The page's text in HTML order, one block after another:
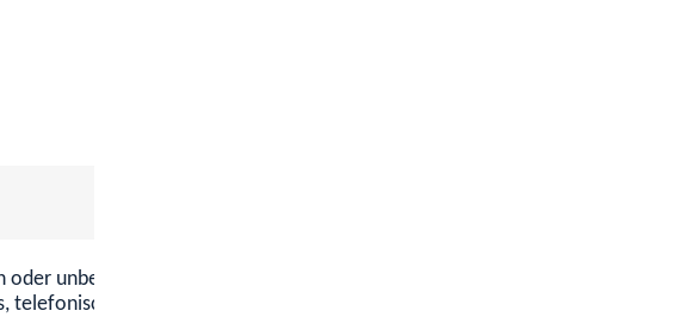
unbeteiligt sind. Eine schnelle Bearbeitung wird durch die Auswahl
telefonisch, online und auf der Wache, entweder anonym oder mit